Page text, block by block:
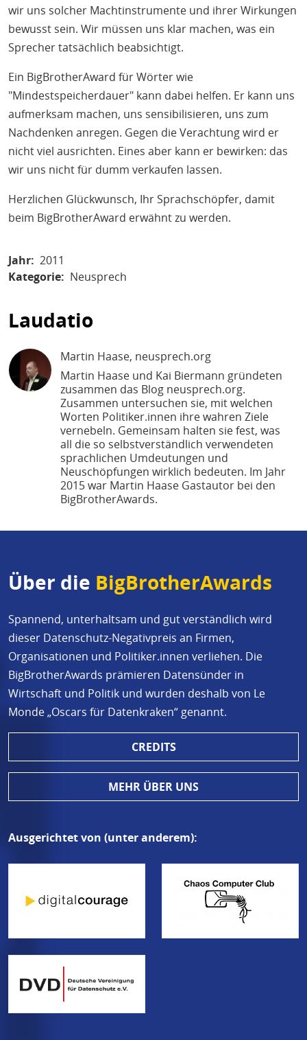
wir uns solcher Machtinstrumente und ihrer Wirkungen
bewusst sein. Wir müssen uns klar machen, was ein
Sprecher tatsächlich beabsichtigt.
Ein BigBrotherAward für Wörter wie
"Mindestspeicherdauer" kann dabei helfen. Er kann uns
aufmerksam machen, uns sensibilisieren, uns zum
Nachdenken anregen. Gegen die Verachtung wird er
nicht viel ausrichten. Eines aber kann er bewirken: das
wir uns nicht für dumm verkaufen lassen.
Herzlichen Glückwunsch, Ihr Sprachschöpfer, damit
beim BigBrotherAward erwähnt zu werden.
Jahr 2011
Kategorie
Neusprech
Laudatio
Martin Haase, neusprech.org
Martin Haase und Kai Biermann gründeten
zusammen das Blog neusprech.org.
Zusammen untersuchen sie, mit welchen
Worten Politiker.innen ihre wahren Ziele
vernebeln. Gemeinsam halten sie fest, was
all die so selbstverständlich verwendeten
sprachlichen Umdeutungen und
Neuschöpfungen wirklich bedeuten. Im Jahr
2015 war Martin Haase Gastautor bei den
BigBrotherAwards.
Über die BigBrotherAwards
Spannend, unterhaltsam und gut verständlich wird
dieser Datenschutz-Negativpreis an Firmen,
Organisationen und Politiker.innen verliehen. Die
BigBrotherAwards prämieren Datensünder in
Wirtschaft und Politik und wurden deshalb von Le
Monde „Oscars für Datenkraken“ genannt.
CREDITS
MEHR ÜBER UNS
Ausgerichtet von (unter anderem):